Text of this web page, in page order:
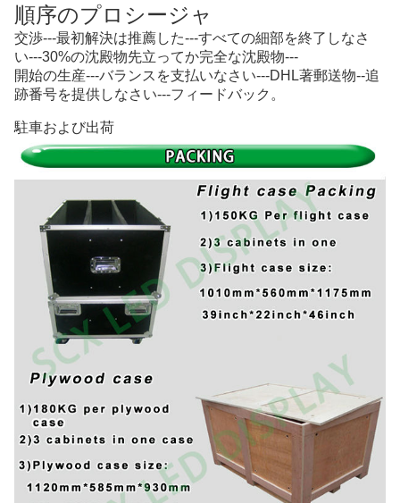
順序のプロシージャ
交渉---最初解決は推薦した---すべての細部を終了しなさ
い---30%の沈殿物先立ってか完全な沈殿物---
開始の生産---バランスを支払いなさい---DHL著郵送物--追
跡番号を提供しなさい---フィードバック。
駐車および出荷